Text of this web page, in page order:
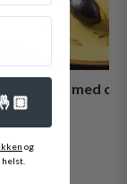
Stegt torsk med
og